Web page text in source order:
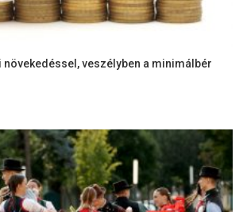
növekedéssel, veszélyben a minimálbér